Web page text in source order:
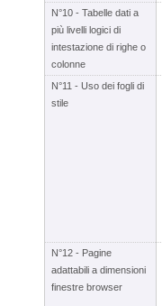
N°10 - Tabelle dati a
più livelli logici di
intestazione di righe o
colonne
N°11 - Uso dei fogli di
stile
N°12 - Pagine
adattabili a dimensioni
finestre browser